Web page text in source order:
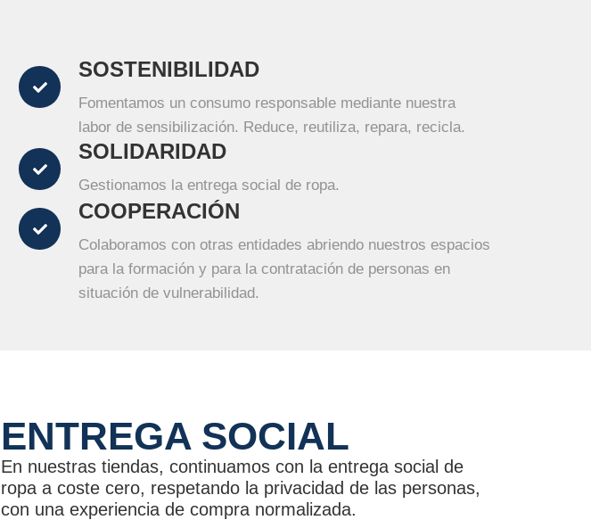
SOSTENIBILIDAD
Fomentamos un consumo responsable mediante nuestra
labor de sensibilización. Reduce, reutiliza, repara, recicla.
SOLIDARIDAD
Gestionamos la entrega social de ropa.
COOPERACIÓN
Colaboramos con otras entidades abriendo nuestros espacios
para la formación y para la contratación de personas en
situación de vulnerabilidad.
ENTREGA SOCIAL
En nuestras tiendas, continuamos con la entrega social de
ropa a coste cero, respetando la privacidad de las personas,
con una experiencia de compra normalizada.